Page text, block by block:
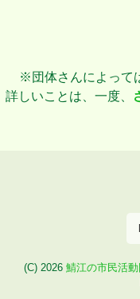
※団体さんによって
詳しいことは、一度、
(C) 2026 鯖江の市民活